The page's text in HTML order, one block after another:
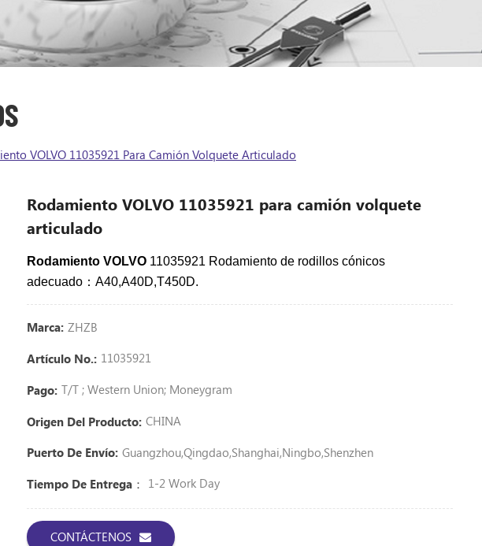
VOLVO 11035921 Para Camión Volquete Articulado
Rodamiento VOLVO 11035921 para camión volquete
articulado
Rodamiento VOLVO 11035921 Rodamiento de rodillos cónicos
adecuado：A40,A40D,T450D.
Marca: ZHZB
Artículo No.: 11035921
Pago: T/T ; Western Union; Moneygram
Origen Del Producto: CHINA
Puerto De Envío: Guangzhou,Qingdao,Shanghai,Ningbo,Shenzhen
Tiempo De Entrega： 1-2 Work Day
CONTÁCTENOS